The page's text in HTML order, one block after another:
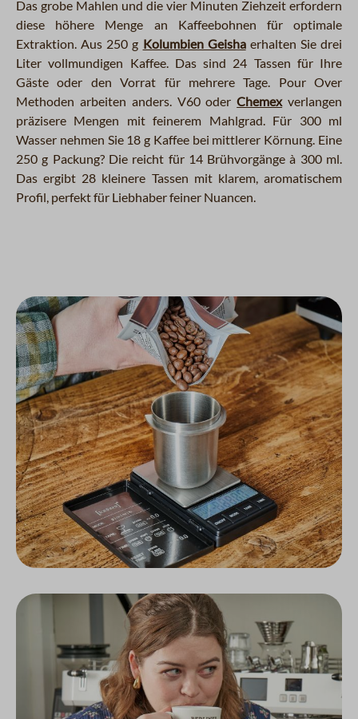
Das grobe Mahlen und die vier Minuten Ziehzeit erfordern
diese höhere Menge an Kaffeebohnen für optimale
Extraktion. Aus 250 g Kolumbien Geishaerhalten Sie drei
Liter vollmundigen Kaffee. Das sind 24 Tassen für Ihre
Gäste oder den Vorrat für mehrere Tage. Pour Over
Methoden arbeiten anders. V60 oderChemexverlangen
präzisere Mengen mit feinerem Mahlgrad. Für 300 ml
Wasser nehmen Sie 18 g Kaffee bei mittlerer Körnung. Eine
250 g Packung? Die reicht für 14 Brühvorgänge à 300 ml.
Das ergibt 28 kleinere Tassen mit klarem, aromatischem
Profil, perfekt für Liebhaber feiner Nuancen.